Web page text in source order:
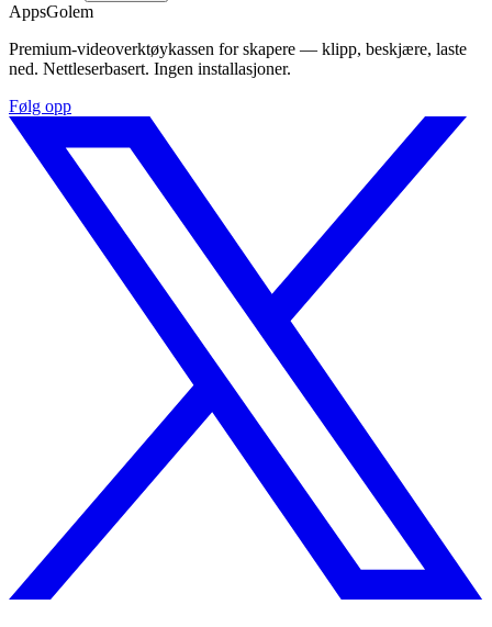
AppsGolem
Premium-videoverktøykassen for skapere — klipp, beskjære, laste
ned. Nettleserbasert. Ingen installasjoner.
Følg opp